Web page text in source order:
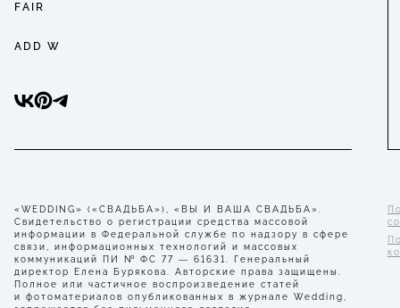
FAIR
ADD W
«WEDDING» («СВАДЬБА»), «ВЫ И ВАША СВАДЬБА».
Свидетельство о регистрации средства массовой
информации в Федеральной службе по надзору в сфере
связи, информационных технологий и массовых
коммуникаций ПИ № ФС 77 — 61631. Генеральный
директор Елена Бурякова. Авторские права защищены.
Полное или частичное воспроизведение статей
и фотоматериалов опубликованных в журнале Wedding,